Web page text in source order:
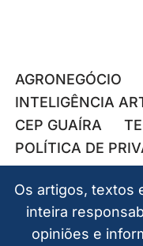
AGRONEGÓCIO
INTELIGÊNCIA
CEP GUAÍRA
POLÍTICA DE
Os artigos, textos
inteira
opiniões e